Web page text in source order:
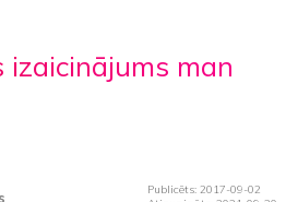
izaicinājums man
Publicēts: 2017-09-02